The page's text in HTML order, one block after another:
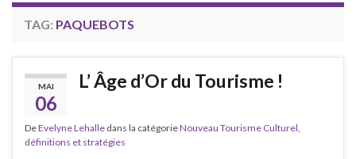
TAG: PAQUEBOTS
MAI
06
L’ Âge d’Or du Tourisme !
DeEvelyne Lehalle dans la catégorieNouveau Tourisme Culturel,
définitions et stratégies